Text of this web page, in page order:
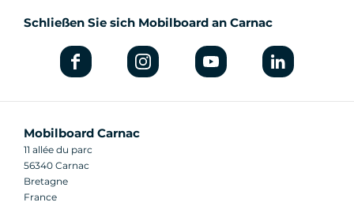
Schließen Sie sich Mobilboard an Carnac
Mobilboard Carnac
11 allée du parc
56340 Carnac
Bretagne
France